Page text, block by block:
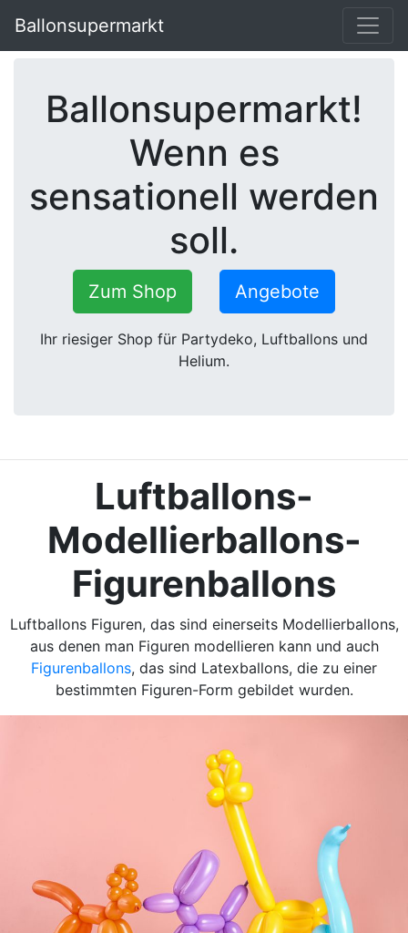
Ballonsupermarkt
Ballonsupermarkt!
Wenn es
sensationell werden
soll.
Zum Shop Angebote
Ihr riesiger Shop für Partydeko, Luftballons und
Helium.
Luftballons-
Modellierballons-
Figurenballons
Luftballons Figuren, das sind einerseits Modellierballons,
aus denen man Figuren modellieren kann und auch
Figurenballons, das sind Latexballons, die zu einer
bestimmten Figuren-Form gebildet wurden.